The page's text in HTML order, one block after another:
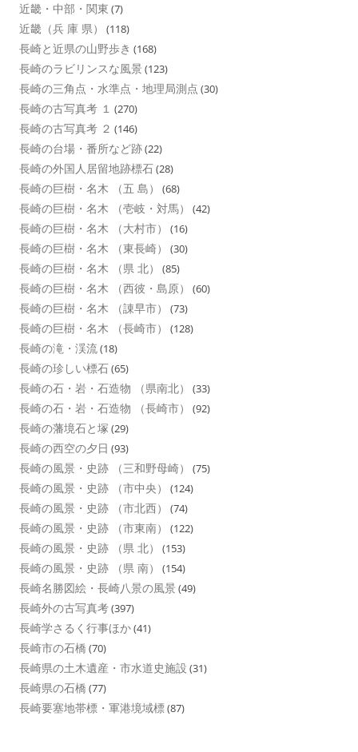
近畿・中部・関東 (7)
近畿（兵 庫 県） (118)
長崎と近県の山野歩き (168)
長崎のラビリンスな風景 (123)
長崎の三角点・水準点・地理局測点 (30)
長崎の古写真考 １ (270)
長崎の古写真考 ２ (146)
長崎の台場・番所など跡(22)
長崎の外国人居留地跡標石(28)
長崎の巨樹・名木 （五 島） (68)
長崎の巨樹・名木 （壱岐・対馬） (42)
長崎の巨樹・名木 （大村市） (16)
長崎の巨樹・名木 （東長崎） (30)
長崎の巨樹・名木 （県 北） (85)
長崎の巨樹・名木 （西彼・島原） (60)
長崎の巨樹・名木 （諌早市） (73)
長崎の巨樹・名木 （長崎市） (128)
長崎の滝・渓流(18)
長崎の珍しい標石(65)
長崎の石・岩・石造物 （県南北） (33)
長崎の石・岩・石造物 （長崎市） (92)
長崎の藩境石と塚 (29)
長崎の西空の夕日 (93)
長崎の風景・史跡 （三和野母崎） (75)
長崎の風景・史跡 （市中央） (124)
長崎の風景・史跡 （市北西） (74)
長崎の風景・史跡 （市東南） (122)
長崎の風景・史跡 （県 北） (153)
長崎の風景・史跡 （県 南） (154)
長崎名勝図絵・長崎八景の風景 (49)
長崎外の古写真考(397)
長崎学さるく行事ほか(41)
長崎市の石橋 (70)
長崎県の土木遺産・市水道史施設 (31)
長崎県の石橋 (77)
長崎要塞地帯標・軍港境域標(87)